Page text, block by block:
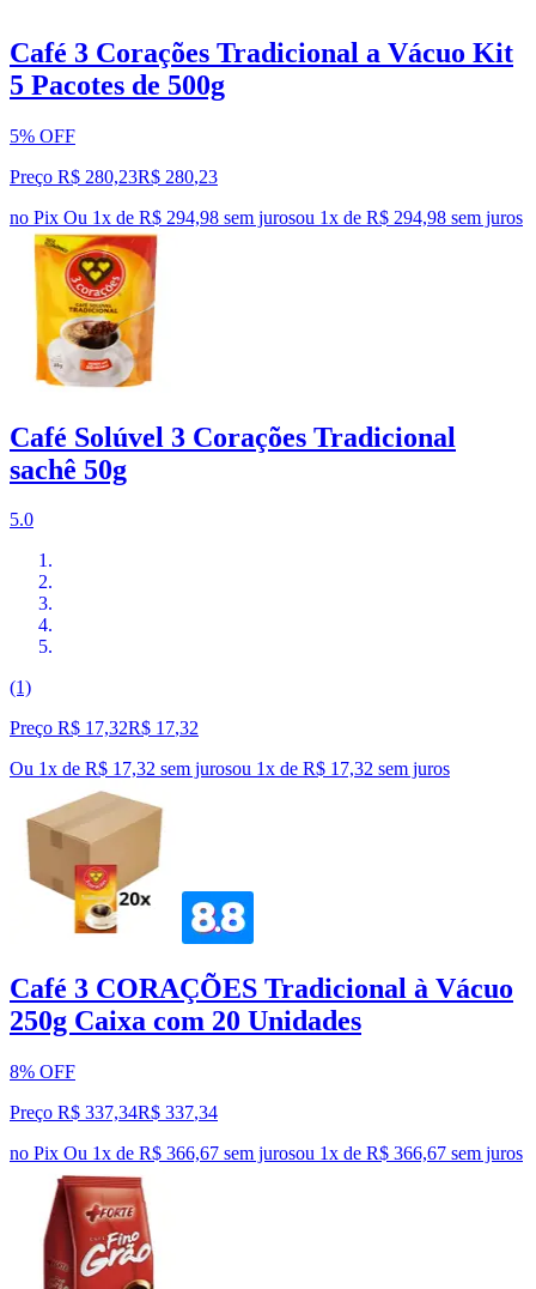
Café 3 Corações Tradicional a Vácuo Kit
5 Pacotes de 500g
5% OFF
Preço R$ 280,23R$ 280,23
no Pix Ou 1x de R$ 294,98 sem jurosou 1x de R$ 294,98 sem juros
Café Solúvel 3 Corações Tradicional
sachê 50g
5.0
(1)
Preço R$ 17,32R$ 17,32
Ou 1x de R$ 17,32 sem jurosou 1x de R$ 17,32 sem juros
Café 3 CORAÇÕES Tradicional à Vácuo
250g Caixa com 20 Unidades
8% OFF
Preço R$ 337,34R$ 337,34
no Pix Ou 1x de R$ 366,67 sem jurosou 1x de R$ 366,67 sem juros